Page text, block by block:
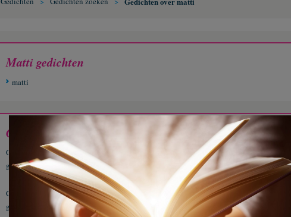
Matti gedichten
matti
Gedichten zoeken
Op GedichtenStad.nl staan veel gedichten, wanneer u geen passend
gedicht kunt vinden kun u onze zoekfunctie gebruiken.
Gebruik minimaal 3 tekensom te zoeken, anders kunnen wij geen
gedichten voor u vinden.